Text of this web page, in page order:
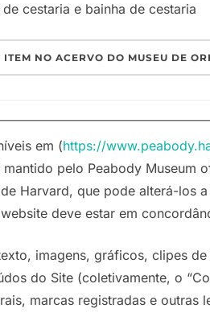
cestaria e bainha de cestaria
ITEM NO ACERVO DO MUSEU DE
em (https://
pelo Peabody Museum
Harvard, que pode alterá-los
deve estar em
imagens, gráficos, clipes
do Site (coletivamente, o
marcas registradas e outras